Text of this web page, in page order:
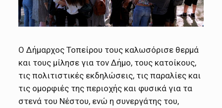
Ο Δήμαρχος Τοπείρου τους καλωσόρισε θερμά
και τους μίλησε για τον Δήμο, τους κατοίκους,
τις πολιτιστικές εκδηλώσεις, τις παραλίες και
τις ομορφιές της περιοχής και φυσικά για τα
στενά του Νέστου, ενώ η συνεργάτης του,